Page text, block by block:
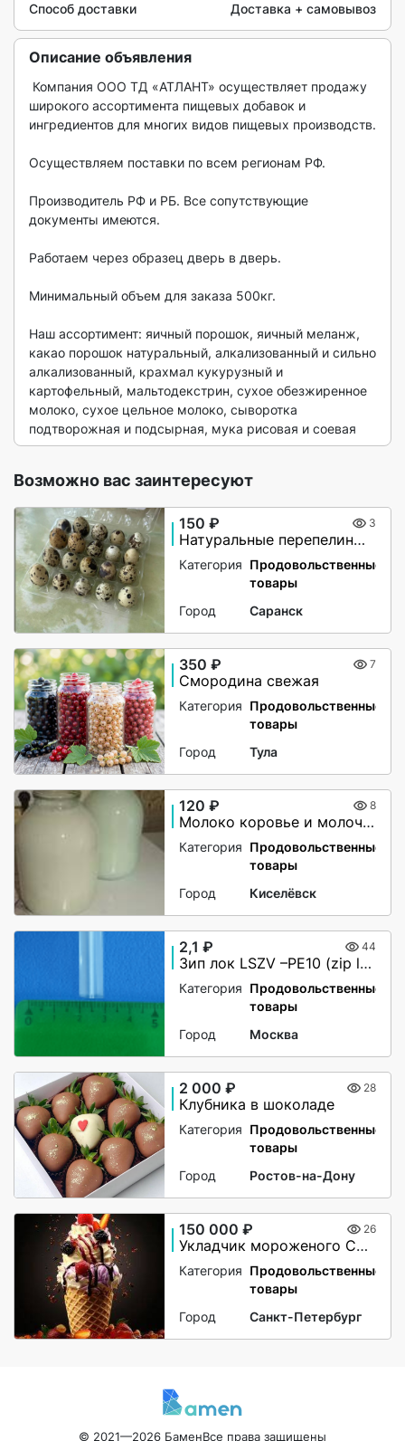
Способ доставки
Доставка + самовывоз
Описание объявления
широкого ассортимента пищевых добавок и
ингредиентов для многих видов пищевых производств.
Осуществляем поставки по всем регионам РФ.
Производитель РФ и РБ. Все сопутствующие
документы имеются.
Работаем через образец дверь в дверь.
Минимальный объем для заказа 500кг.
Наш ассортимент: яичный порошок, яичный меланж,
какао порошок натуральный, алкализованный и сильно
алкализованный, крахмал кукурузный и
картофельный, мальтодекстрин, сухое обезжиренное
молоко, сухое цельное молоко, сыворотка
подтворожная и подсырная, мука рисовая и соевая
Возможно вас заинтересуют
150 ₽ 3
Натуральные перепелиные яйца для здорового питания
Категория Продовольственные
товары
Город
Саранск
350 ₽ 7
Смородина свежая
Категория Продовольственные
товары
Город
Тула
120 ₽ 8
Молоко коровье и молочные продукты
Категория Продовольственные
товары
Город
Киселёвск
2,1 ₽ 44
Зип лок LSZV –PE10 (zip lock)
Категория Продовольственные
товары
Город
Москва
2 000 ₽ 28
Клубника в шоколаде
Категория Продовольственные
товары
Город
Ростов-на-Дону
150 000 ₽ 26
Укладчик мороженого Санкт Петербург вахта, жильё, питание
Категория Продовольственные
товары
Город
Санкт-Петербург
© 2021—2026 БаменВсе права защищены